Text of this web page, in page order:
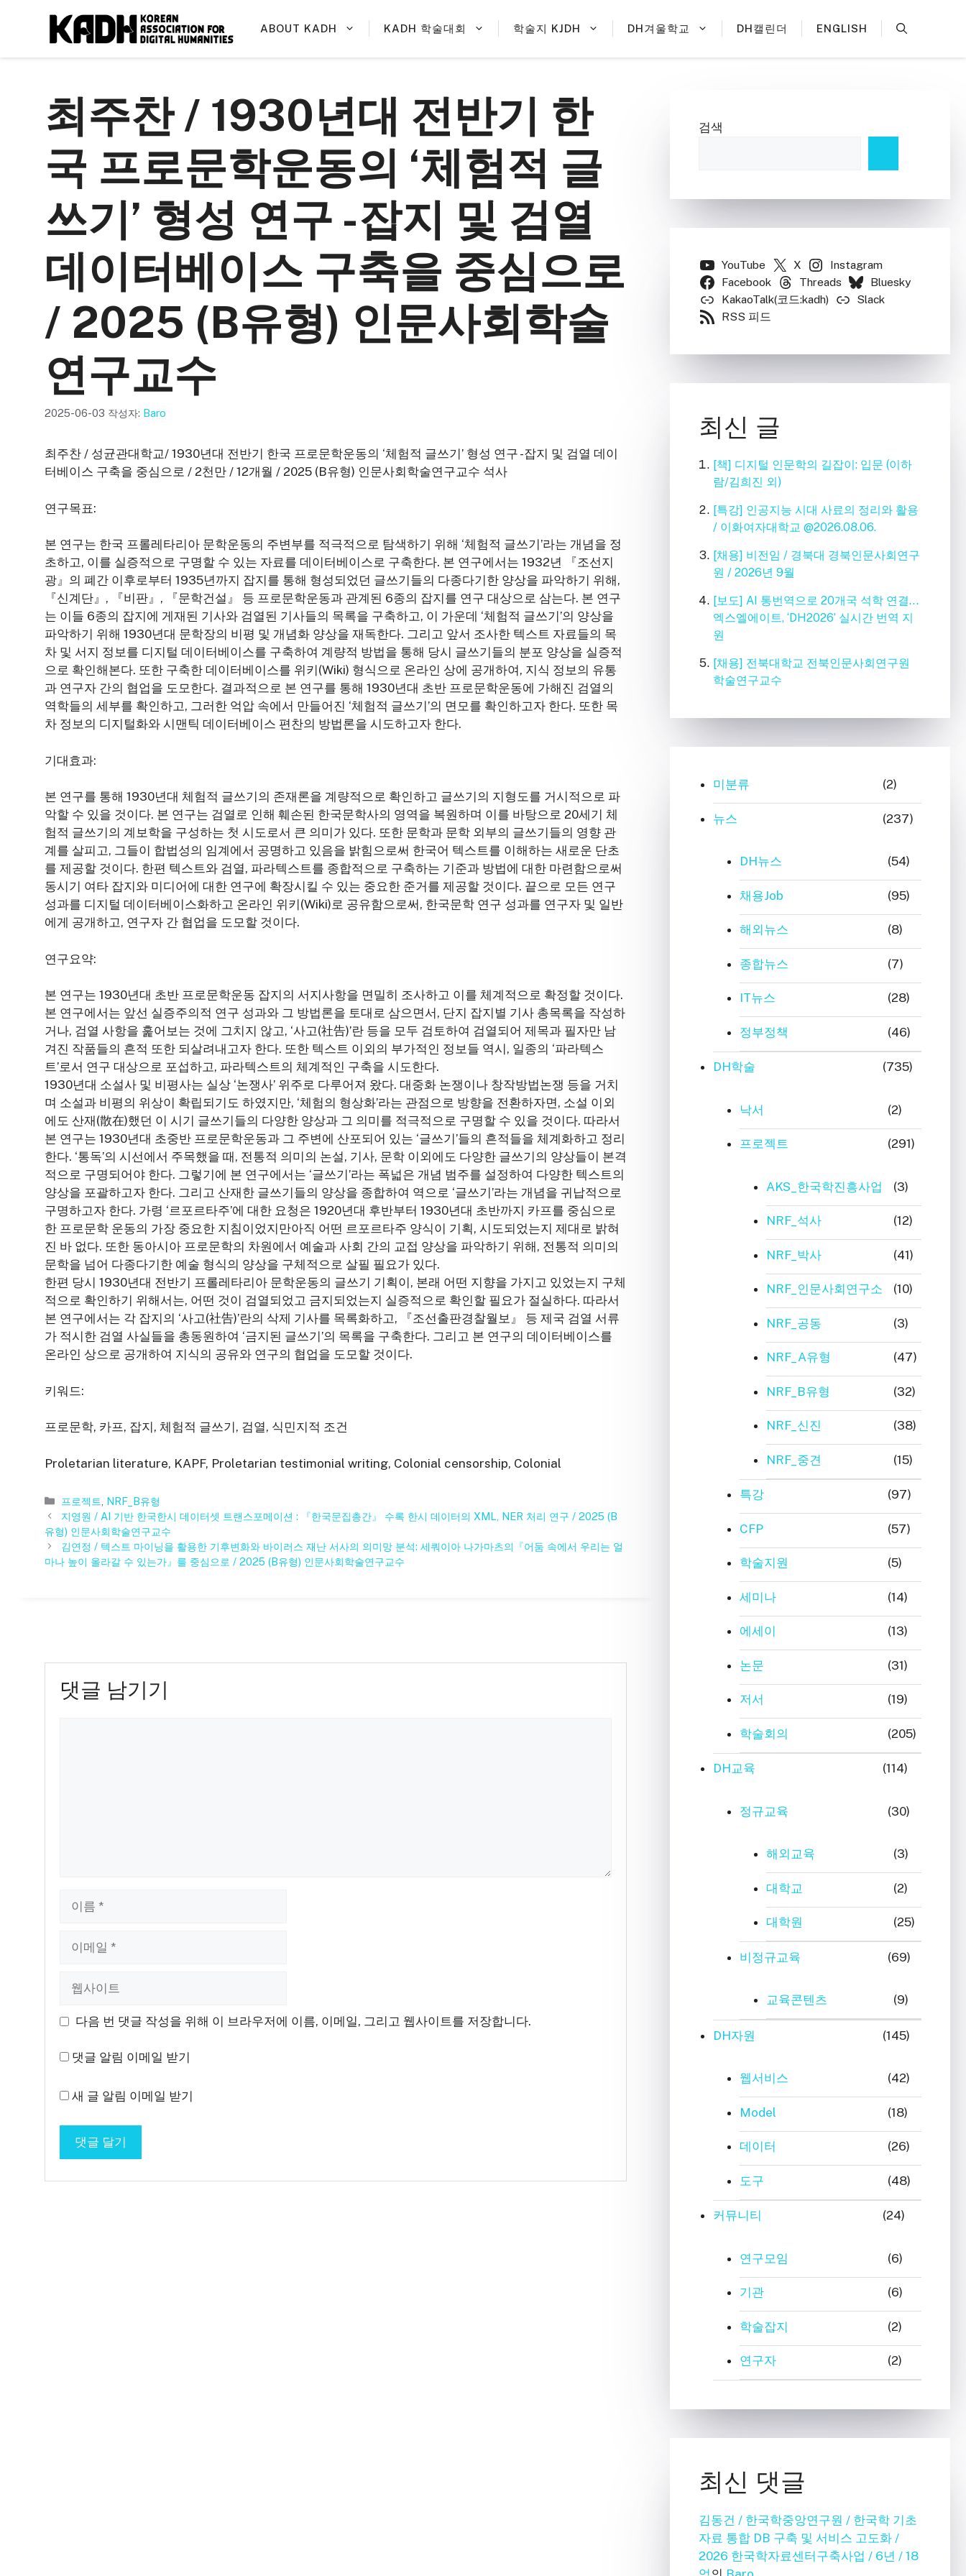
ABOUT KADH KADH 학술대회 학술지 KJDH DH겨울학교 DH캘린더 ENGLISH
최주찬 / 1930년대 전반기 한
국 프로문학운동의 ‘체험적 글
쓰기’ 형성 연구 -잡지 및 검열
데이터베이스 구축을 중심으로
/ 2025 (B유형) 인문사회학술
연구교수
2025-06-03 작성자: Baro
최주찬 / 성균관대학교/ 1930년대 전반기 한국 프로문학운동의 ‘체험적 글쓰기’ 형성 연구 -잡지 및 검열 데이
터베이스 구축을 중심으로 / 2천만 / 12개월 / 2025 (B유형) 인문사회학술연구교수 석사
연구목표:
본 연구는 한국 프롤레타리아 문학운동의 주변부를 적극적으로 탐색하기 위해 ‘체험적 글쓰기’라는 개념을 정
초하고, 이를 실증적으로 구명할 수 있는 자료를 데이터베이스로 구축한다. 본 연구에서는 1932년 『조선지
광』의 폐간 이후로부터 1935년까지 잡지를 통해 형성되었던 글쓰기들의 다종다기한 양상을 파악하기 위해,
『신계단』, 『비판』, 『문학건설』 등 프로문학운동과 관계된 6종의 잡지를 연구 대상으로 삼는다. 본 연구
는 이들 6종의 잡지에 게재된 기사와 검열된 기사들의 목록을 구축하고, 이 가운데 ‘체험적 글쓰기’의 양상을
파악하기 위해 1930년대 문학장의 비평 및 개념화 양상을 재독한다. 그리고 앞서 조사한 텍스트 자료들의 목
차 및 서지 정보를 디지털 데이터베이스를 구축하여 계량적 방법을 통해 당시 글쓰기들의 분포 양상을 실증적
으로 확인해본다. 또한 구축한 데이터베이스를 위키(Wiki) 형식으로 온라인 상에 공개하여, 지식 정보의 유통
과 연구자 간의 협업을 도모한다. 결과적으로 본 연구를 통해 1930년대 초반 프로문학운동에 가해진 검열의
역학들의 세부를 확인하고, 그러한 억압 속에서 만들어진 ‘체험적 글쓰기’의 면모를 확인하고자 한다. 또한 목
차 정보의 디지털화와 시맨틱 데이터베이스 편찬의 방법론을 시도하고자 한다.
기대효과:
본 연구를 통해 1930년대 체험적 글쓰기의 존재론을 계량적으로 확인하고 글쓰기의 지형도를 거시적으로 파
악할 수 있을 것이다. 본 연구는 검열로 인해 훼손된 한국문학사의 영역을 복원하며 이를 바탕으로 20세기 체
험적 글쓰기의 계보학을 구성하는 첫 시도로서 큰 의미가 있다. 또한 문학과 문학 외부의 글쓰기들의 영향 관
계를 살피고, 그들이 합법성의 임계에서 공명하고 있음을 밝힘으로써 한국어 텍스트를 이해하는 새로운 단초
를 제공할 것이다. 한편 텍스트와 검열, 파라텍스트를 종합적으로 구축하는 기준과 방법에 대한 마련함으로써
동시기 여타 잡지와 미디어에 대한 연구에 확장시킬 수 있는 중요한 준거를 제공할 것이다. 끝으로 모든 연구
성과를 디지털 데이터베이스화하고 온라인 위키(Wiki)로 공유함으로써, 한국문학 연구 성과를 연구자 및 일반
에게 공개하고, 연구자 간 협업을 도모할 것이다.
연구요약:
본 연구는 1930년대 초반 프로문학운동 잡지의 서지사항을 면밀히 조사하고 이를 체계적으로 확정할 것이다.
본 연구에서는 앞선 실증주의적 연구 성과와 그 방법론을 토대로 삼으면서, 단지 잡지별 기사 총목록을 작성하
거나, 검열 사항을 훑어보는 것에 그치지 않고, ‘사고(社告)’란 등을 모두 검토하여 검열되어 제목과 필자만 남
겨진 작품들의 흔적 또한 되살려내고자 한다. 또한 텍스트 이외의 부가적인 정보들 역시, 일종의 ‘파라텍스
트’로서 연구 대상으로 포섭하고, 파라텍스트의 체계적인 구축을 시도한다.
1930년대 소설사 및 비평사는 실상 ‘논쟁사’ 위주로 다루어져 왔다. 대중화 논쟁이나 창작방법논쟁 등을 거치
며 소설과 비평의 위상이 확립되기도 하였지만, ‘체험의 형상화’라는 관점으로 방향을 전환하자면, 소설 이외
에도 산재(散在)했던 이 시기 글쓰기들의 다양한 양상과 그 의미를 적극적으로 구명할 수 있을 것이다. 따라서
본 연구는 1930년대 초중반 프로문학운동과 그 주변에 산포되어 있는 ‘글쓰기’들의 흔적들을 체계화하고 정리
한다. ‘통독’의 시선에서 주목했을 때, 전통적 의미의 논설, 기사, 문학 이외에도 다양한 글쓰기의 양상들이 본격
적으로 구명되어야 한다. 그렇기에 본 연구에서는 ‘글쓰기’라는 폭넓은 개념 범주를 설정하여 다양한 텍스트의
양상을 포괄하고자 한다. 그리고 산재한 글쓰기들의 양상을 종합하여 역으로 ‘글쓰기’라는 개념을 귀납적으로
구명하고자 한다. 가령 ‘르포르타주’에 대한 요청은 1920년대 후반부터 1930년대 초반까지 카프를 중심으로
한 프로문학 운동의 가장 중요한 지침이었지만아직 어떤 르포르타주 양식이 기획, 시도되었는지 제대로 밝혀
진 바 없다. 또한 동아시아 프로문학의 차원에서 예술과 사회 간의 교접 양상을 파악하기 위해, 전통적 의미의
문학을 넘어 다종다기한 예술 형식의 양상을 구체적으로 살필 필요가 있다.
한편 당시 1930년대 전반기 프롤레타리아 문학운동의 글쓰기 기획이, 본래 어떤 지향을 가지고 있었는지 구체
적으로 확인하기 위해서는, 어떤 것이 검열되었고 금지되었는지 실증적으로 확인할 필요가 절실하다. 따라서
본 연구에서는 각 잡지의 ‘사고(社告)’란의 삭제 기사를 목록화하고, 『조선출판경찰월보』 등 제국 검열 서류
가 적시한 검열 사실들을 총동원하여 ‘금지된 글쓰기’의 목록을 구축한다. 그리고 본 연구의 데이터베이스를
온라인 상으로 공개하여 지식의 공유와 연구의 협업을 도모할 것이다.
키워드:
프로문학, 카프, 잡지, 체험적 글쓰기, 검열, 식민지적 조건
Proletarian literature, KAPF, Proletarian testimonial writing, Colonial censorship, Colonial
카
테
고
리
프로젝트 NRF_B유형
지영원 / AI 기반 한국한시 데이터셋 트랜스포메이션 : 『한국문집총간』 수록 한시 데이터의 XML, NER 처리 연구 / 2025 (B
유형) 인문사회학술연구교수
김연정 / 텍스트 마이닝을 활용한 기후변화와 바이러스 재난 서사의 의미망 분석: 세쿼이아 나가마츠의『어둠 속에서 우리는 얼
마나 높이 올라갈 수 있는가』를 중심으로 / 2025 (B유형) 인문사회학술연구교수
댓글 남기기
이 다음 번 댓글 작성을 위해 이 브라우저에 이름, 이메일, 그리고 웹사이트를 저장합니다.
댓글 알림 이메일 받기
새 글 알림 이메일 받기
검색
YouTube X
Instagram
Facebook
Threads
Bluesky
KakaoTalk(코드:kadh)
Slack
RSS 피드
최신 글
[책] 디지털 인문학의 길잡이: 입문 (이하
람/김희진 외)
[특강] 인공지능 시대 사료의 정리와 활용
/ 이화여자대학교 @2026.08.06.
[채용] 비전임 / 경북대 경북인문사회연구
원 / 2026년 9월
[보도] AI 통번역으로 20개국 석학 연결…
엑스엘에이트, ‘DH2026’ 실시간 번역 지
원
[채용] 전북대학교 전북인문사회연구원
학술연구교수
미분류 (2)
뉴스 (237)
DH뉴스 (54)
채용Job (95)
해외뉴스 (8)
종합뉴스 (7)
IT뉴스 (28)
정부정책 (46)
DH학술 (735)
낙서 (2)
프로젝트 (291)
AKS_한국학진흥사업 (3)
NRF_석사 (12)
NRF_박사 (41)
NRF_인문사회연구소 (10)
NRF_공동 (3)
NRF_A유형 (47)
NRF_B유형 (32)
NRF_신진 (38)
NRF_중견 (15)
특강 (97)
CFP (57)
학술지원 (5)
세미나 (14)
에세이 (13)
논문 (31)
저서 (19)
학술회의 (205)
DH교육 (114)
정규교육 (30)
해외교육 (3)
대학교 (2)
대학원 (25)
비정규교육 (69)
교육콘텐츠 (9)
DH자원 (145)
웹서비스 (42)
Model (18)
데이터 (26)
도구 (48)
커뮤니티 (24)
연구모임 (6)
기관 (6)
학술잡지 (2)
연구자 (2)
최신 댓글
김동건 / 한국학중앙연구원 / 한국학 기초
자료 통합 DB 구축 및 서비스 고도화 /
2026 한국학자료센터구축사업 / 6년 / 18